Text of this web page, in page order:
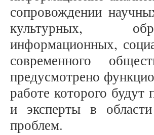
сопровождении
культурных,
информационных,
современного
предусмотрено
работе которого
и эксперты в
проблем.